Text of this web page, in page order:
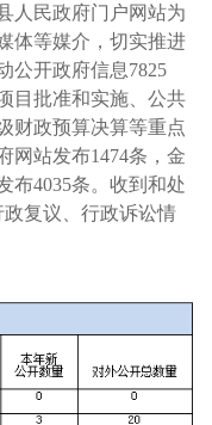
人民政府门户网站为
体等媒介，切实推进
公开政府信息7825
目批准和实施、公共
财政预算决算等重点
网站发布1474条，金
布4035条。收到和处
复议、行政诉讼情